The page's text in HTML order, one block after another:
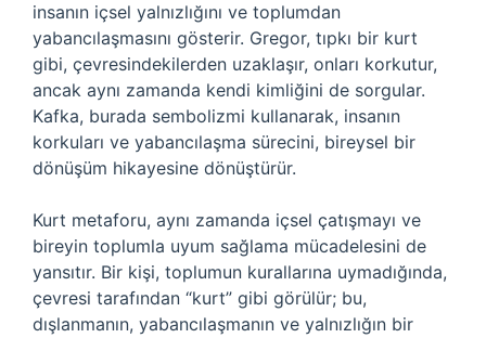
insanın içsel yalnızlığını ve toplumdan
yabancılaşmasını gösterir. Gregor, tıpkı bir kurt
gibi, çevresindekilerden uzaklaşır, onları korkutur,
ancak aynı zamanda kendi kimliğini de sorgular.
Kafka, burada sembolizmi kullanarak, insanın
korkuları ve yabancılaşma sürecini, bireysel bir
dönüşüm hikayesine dönüştürür.
Kurt metaforu, aynı zamanda içsel çatışmayı ve
bireyin toplumla uyum sağlama mücadelesini de
yansıtır. Bir kişi, toplumun kurallarına uymadığında,
çevresi tarafından “kurt” gibi görülür; bu,
dışlanmanın, yabancılaşmanın ve yalnızlığın bir